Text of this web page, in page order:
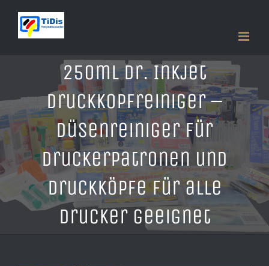
Inhalt
250ml Dr. Inkjet
Druckkopfreiniger –
Düsenreiniger für
Druckerpatronen und
Druckköpfe für alle
Drucker geeignet